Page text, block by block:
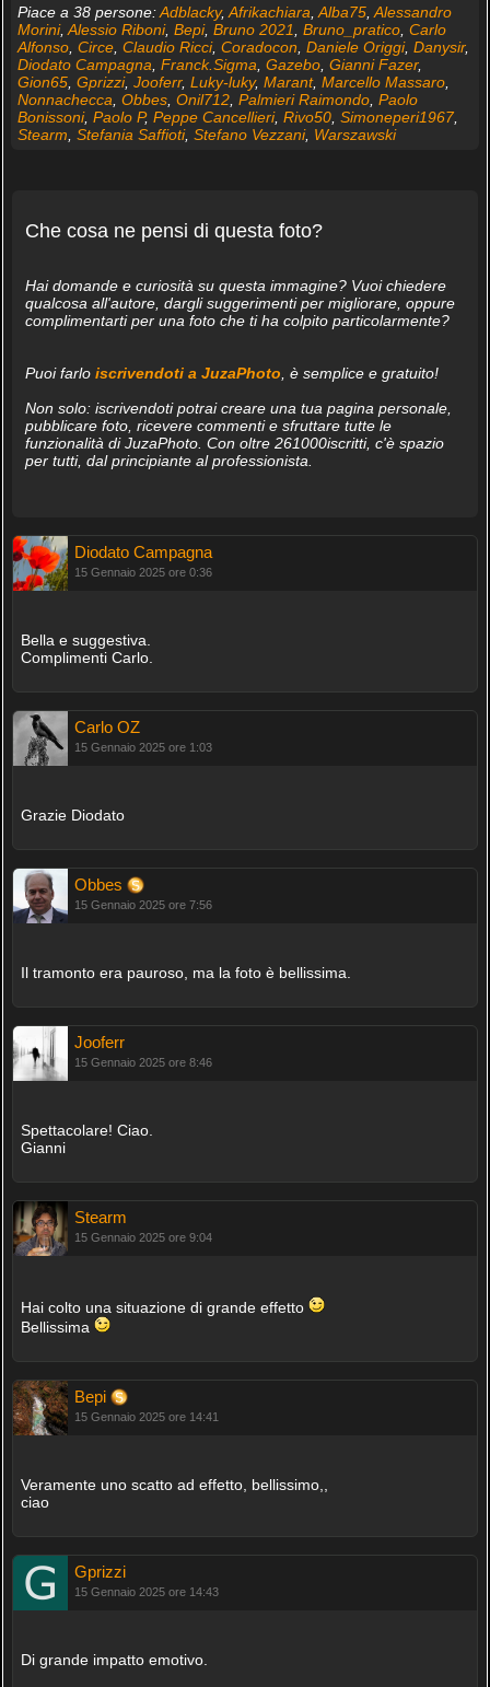
Piace a 38 persone:Adblacky, Afrikachiara Alba75, Alessandro
Morini, Alessio Riboni, Bepi, Bruno 2021 Bruno_pratico, Carlo
Alfonso, Circe, Claudio Ricci, Coradocon Daniele Origgi, Danysir,
Diodato Campagna Franck.Sigma Gazebo, Gianni Fazer,
Gion65, Gprizzi, Jooferr, Luky-luky, Marant, Marcello Massaro,
Nonnachecca Obbes, Onil712, Palmieri Raimondo, Paolo
Bonissoni, Paolo P, Peppe Cancellieri, Rivo50, Simoneperi1967,
Stearm Stefania Saffioti, Stefano Vezzani, Warszawski
Che cosa ne pensi di questa foto?
Hai domande e curiosità su questa immagine? Vuoi chiedere
qualcosa all'autore, dargli suggerimenti per migliorare, oppure
complimentarti per una foto che ti ha colpito particolarmente?
Puoi farlo iscrivendoti a JuzaPhoto , è semplice e gratuito!
Non solo: iscrivendoti potrai creare una tua pagina personale,
pubblicare foto, ricevere commenti e sfruttare tutte le
funzionalità di JuzaPhoto. Con oltre 261000iscritti, c'è spazio
per tutti, dal principiante al professionista.
Diodato Campagna
15 Gennaio 2025 ore 0:36
Bella e suggestiva.
Complimenti Carlo.
Carlo OZ
15 Gennaio 2025 ore 1:03
Grazie Diodato
Obbes
15 Gennaio 2025 ore 7:56
Il tramonto era pauroso, ma la foto è bellissima.
Jooferr
15 Gennaio 2025 ore 8:46
Spettacolare! Ciao.
Gianni
Stearm
15 Gennaio 2025 ore 9:04
Hai colto una situazione di grande effetto
Bellissima
Bepi
15 Gennaio 2025 ore 14:41
Veramente uno scatto ad effetto, bellissimo,,
ciao
Gprizzi
15 Gennaio 2025 ore 14:43
Di grande impatto emotivo.